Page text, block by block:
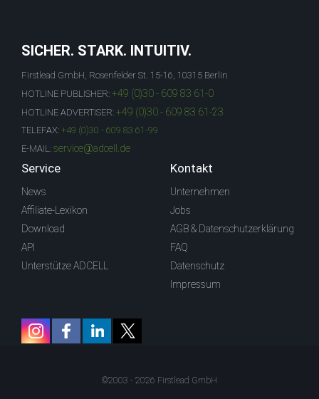
SICHER. STARK. INTUITIV.
Firstlead GmbH, Rosenfelder St. 15-16, 10315 Berlin
HOTLINE PUBLISHER: +49 (0)30 - 609 83 61-0
HOTLINE ADVERTISER: +49 (0)30 - 609 83 61-23
TELEFAX: +49 (0)30 - 609 83 61-99
E-MAIL: service@adcell.de
Service
News
Affiliate-Lexikon
Download
API
Unterstütze ADCELL
Kontakt
Unternehmen
Jobs
AGB & Datenschutzerklärung
FAQ
Datenschutz
Impressum
©2003 - 2026 Firstlead GmbH